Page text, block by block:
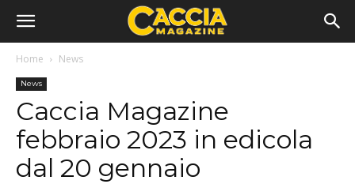
Home News
News
Caccia Magazine
febbraio 2023 in edicola
dal 20 gennaio